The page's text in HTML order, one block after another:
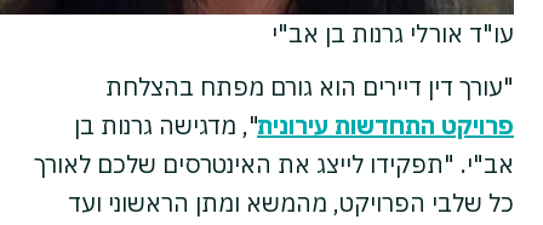
עו"ד אורלי גרנות בן אב"י
"עורך דין דיירים הוא גורם מפתח בהצלחת
פרויקט התחדשות עירונית", מדגישה גרנות בן
אב"י. "תפקידו לייצג את האינטרסים שלכם לאורך
כל שלבי הפרויקט, מהמשא ומתן הראשוני ועד